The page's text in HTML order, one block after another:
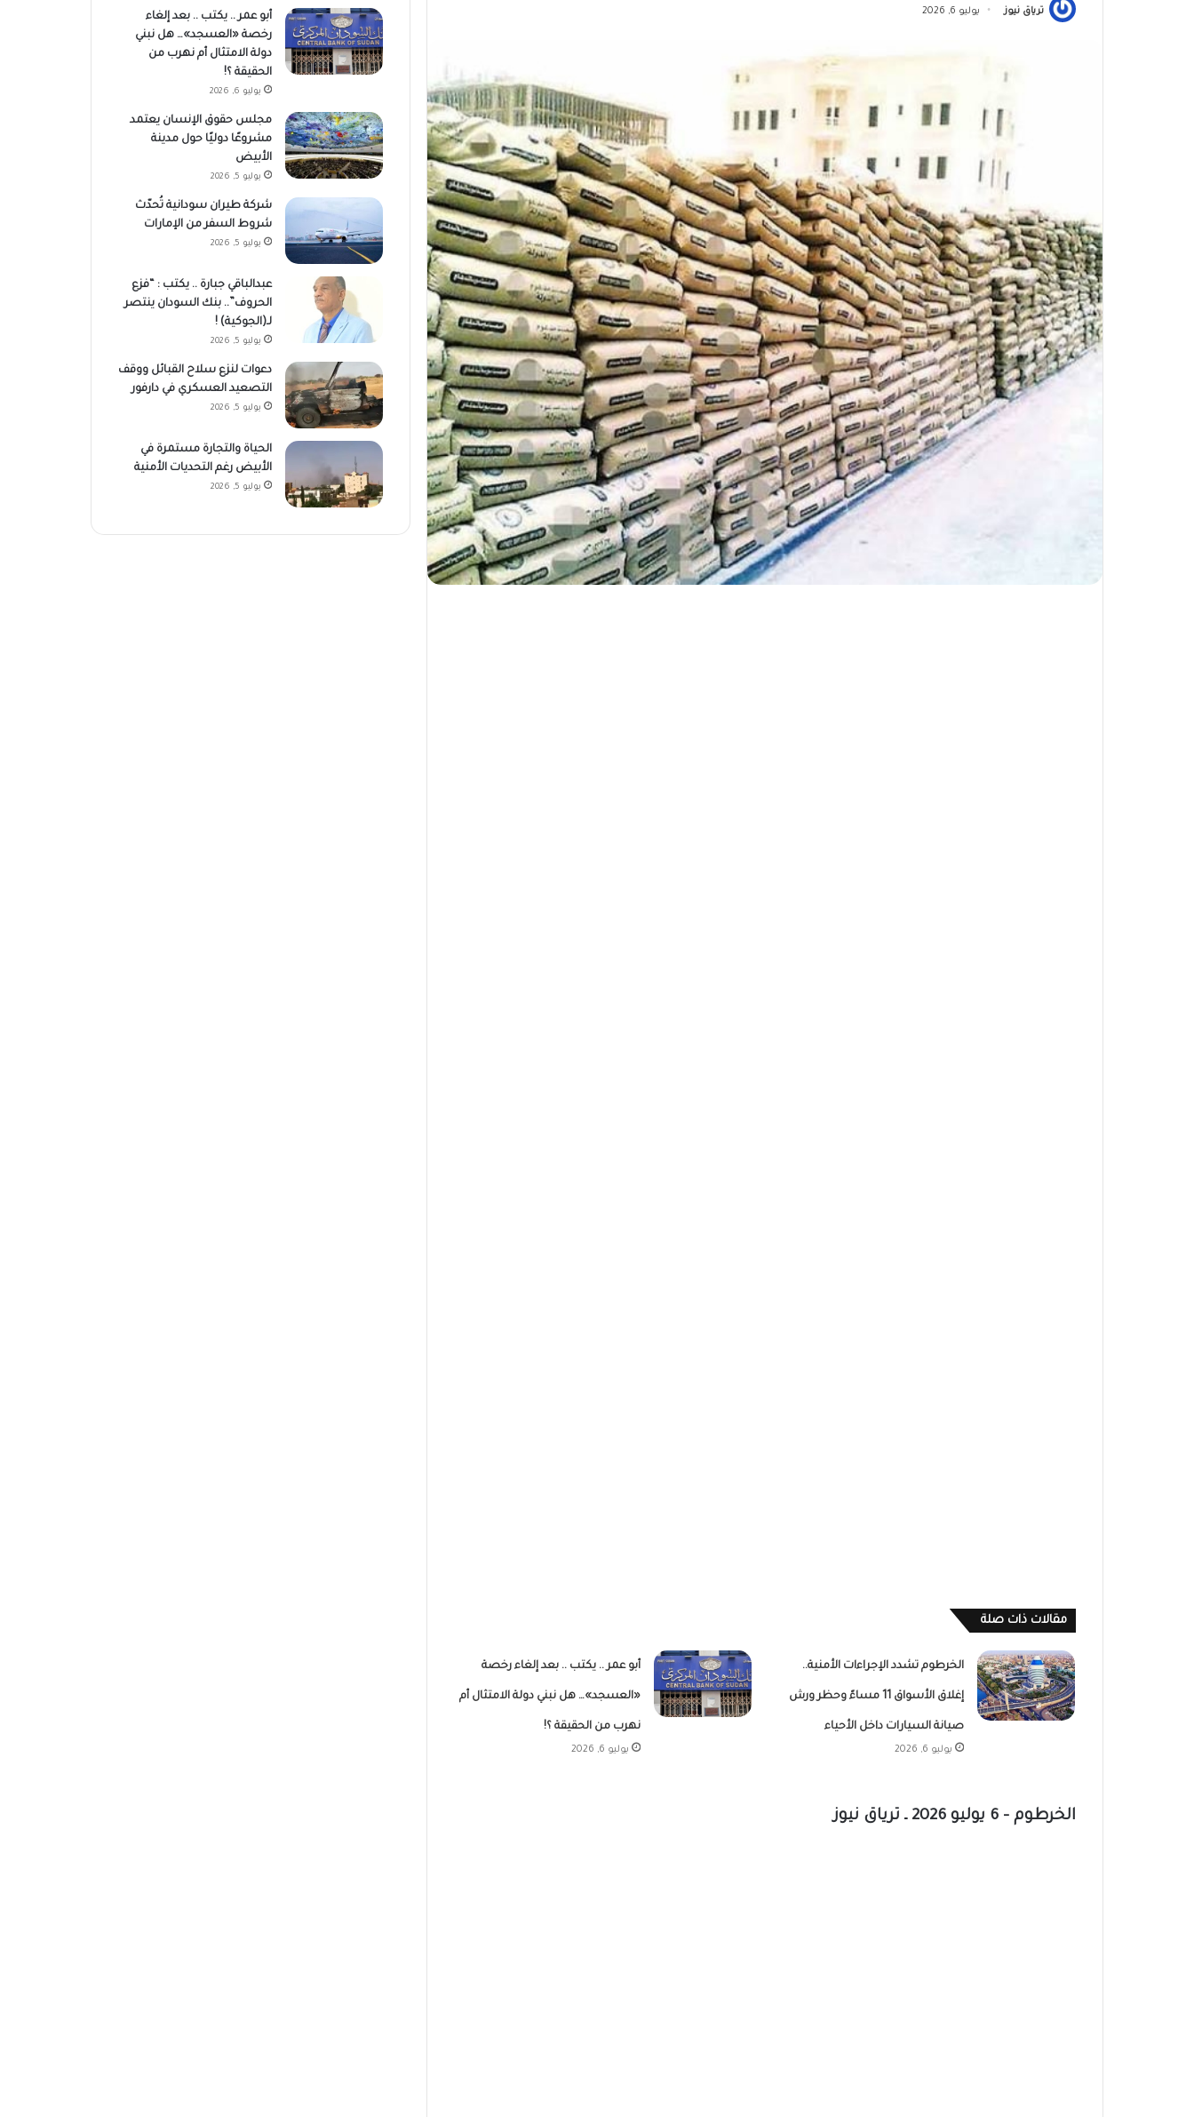
ترياق نيوز يوليو 6, 2026
مقالات ذات صلة
الخرطوم تشدد الإجراءات الأمنية..
إغلاق الأسواق 11 مساءً وحظر ورش
صيانة السيارات داخل الأحياء
يوليو 6, 2026
أبو عمر .. يكتب .. بعد إلغاء رخصة
«العسجد»… هل نبني دولة الامتثال أم
نهرب من الحقيقة ؟!
يوليو 6, 2026
الخرطوم – 6 يوليو 2026 ـ ترياق نيوز
أبو عمر .. يكتب .. بعد إلغاء
رخصة «العسجد»… هل نبني
دولة الامتثال أم نهرب من
الحقيقة ؟!
يوليو 6, 2026
مجلس حقوق الإنسان يعتمد
مشروعًا دوليًا حول مدينة
الأبيض
يوليو 5, 2026
شركة طيران سودانية تُحدّث
شروط السفر من الإمارات
يوليو 5, 2026
عبدالباقي جبارة .. يكتب : “فزع
الحروف”.. بنك السودان ينتصر
لـ(الجوكية) !
يوليو 5, 2026
دعوات لنزع سلاح القبائل ووقف
التصعيد العسكري في دارفور
يوليو 5, 2026
الحياة والتجارة مستمرة في
الأبيض رغم التحديات الأمنية
يوليو 5, 2026